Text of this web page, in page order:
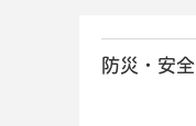
防災・安全